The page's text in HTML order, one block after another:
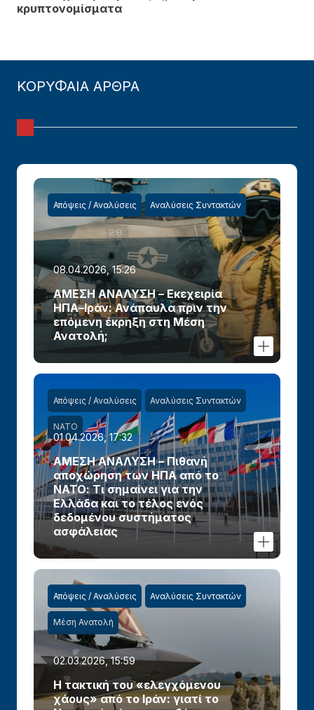
κρυπτονομίσματα
ΚΟΡΥΦΑΙΑ ΑΡΘΡΑ
Απόψεις / Αναλύσεις Αναλύσεις Συντακτών
08.04.2026, 15:26
ΑΜΕΣΗ ΑΝΑΛΥΣΗ – Εκεχειρία
ΗΠΑ–Ιράν: Ανάπαυλα πριν την
επόμενη έκρηξη στη Μέση
Ανατολή;
Απόψεις / Αναλύσεις Αναλύσεις Συντακτών
ΝΑΤΟ
01.04.2026, 17:32
ΑΜΕΣΗ ΑΝΑΛΥΣΗ – Πιθανή
αποχώρηση των ΗΠΑ από το
ΝΑΤΟ: Τι σημαίνει για την
Ελλάδα και το τέλος ενός
δεδομένου συστήματος
ασφάλειας
Απόψεις / Αναλύσεις Αναλύσεις Συντακτών
Μέση Ανατολή
02.03.2026, 15:59
Η τακτική του «ελεγχόμενου
χάους» από το Ιράν: γιατί το